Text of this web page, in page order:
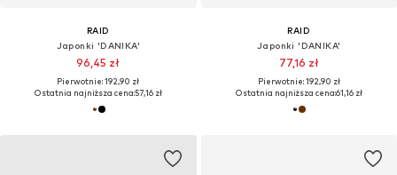
RAID
Japonki 'DANIKA'
96,45 zł
Pierwotnie: 192,90 zł
Ostatnia najniższa cena:57,16 zł
RAID
Japonki 'DANIKA'
77,16 zł
Pierwotnie: 192,90 zł
Ostatnia najniższa cena:61,16 zł